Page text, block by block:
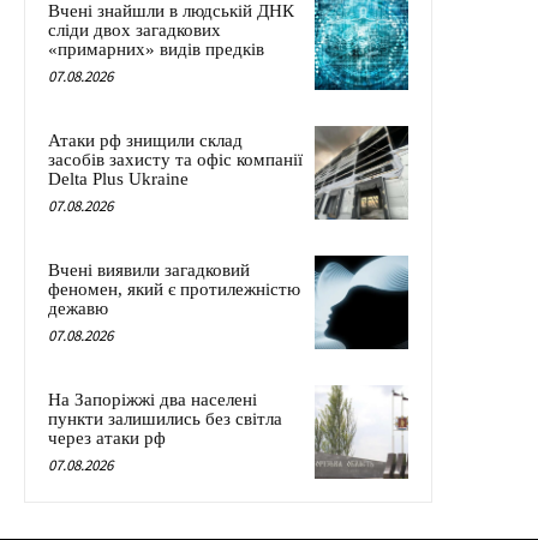
Вчені знайшли в людській ДНК
сліди двох загадкових
«примарних» видів предків
07.08.2026
Атаки рф знищили склад
засобів захисту та офіс компанії
Delta Plus Ukraine
07.08.2026
Вчені виявили загадковий
феномен, який є протилежністю
дежавю
07.08.2026
На Запоріжжі два населені
пункти залишились без світла
через атаки рф
07.08.2026